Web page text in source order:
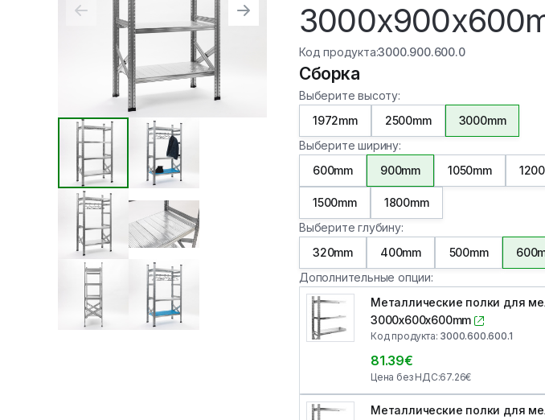
Код продукта:3000.900.600.0
Сборка
Выберите высоту:
1972mm
2500mm
3000mm
Выберите ширину:
600mm
900mm 1050mm
1500mm
1800mm
Выберите глубину:
320mm
400mm 500mm
Дополнительные опции:
Металлические полки для
3000x600x600mm
Код продукта: 3000.600.600.1
81.39€
Цена без НДС:67.26€
Металлические полки для